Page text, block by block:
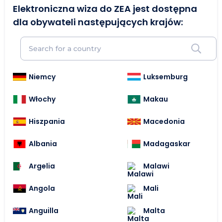
Elektroniczna wiza do ZEA jest dostępna
dla obywateli następujących krajów:
Niemcy
Włochy
Hiszpania
Albania
Argelia
Angola
Anguilla
Luksemburg
Makau
Macedonia
Madagaskar
Malawi
Mali
Malta